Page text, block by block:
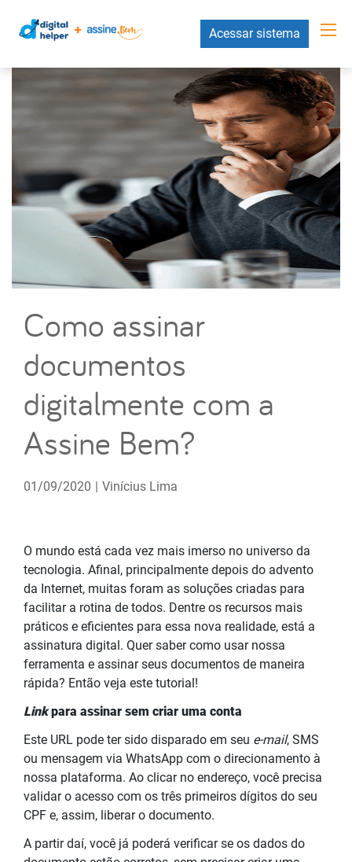
Acessar sistema
Como assinar
documentos
digitalmente com a
Assine Bem?
01/09/2020 | Vinícius Lima
O mundo está cada vez mais imerso no universo da
tecnologia. Afinal, principalmente depois do advento
da Internet, muitas foram as soluções criadas para
facilitar a rotina de todos. Dentre os recursos mais
práticos e eficientes para essa nova realidade, está a
assinatura digital. Quer saber como usar nossa
ferramenta e assinar seus documentos de maneira
rápida? Então veja este tutorial!
Linkpara assinar sem criar uma conta
Este URL pode ter sido disparado em seu e-mail, SMS
ou mensagem via WhatsApp com o direcionamento à
nossa plataforma. Ao clicar no endereço, você precisa
validar o acesso com os três primeiros dígitos do seu
CPF e, assim, liberar o documento.
A partir daí, você já poderá verificar se os dados do